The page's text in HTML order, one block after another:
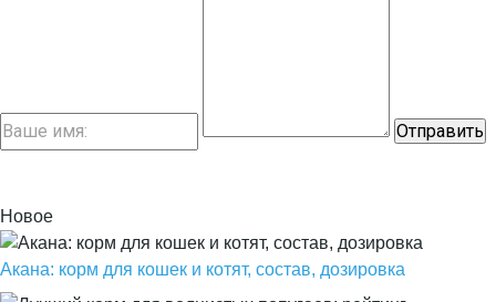
Новое
Акана: корм для кошек и котят, состав, дозировка